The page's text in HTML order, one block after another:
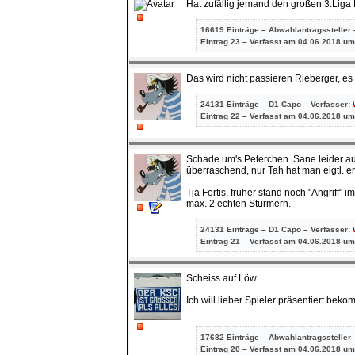
Hat zufällig jemand den großen
16619 Einträge – Abwahlantragssteller
Eintrag 23 – Verfasst am 04.06.2018
Das wird nicht passieren Rieberger,
24131 Einträge – D1 Capo – Verfasser:
Eintrag 22 – Verfasst am 04.06.2018
Schade um's Peterchen. Sane leider
überraschend, nur Tah hat man eigtl.
Tja Fortis, früher stand noch "Angriff"
max. 2 echten Stürmern.
24131 Einträge – D1 Capo – Verfasser:
Eintrag 21 – Verfasst am 04.06.2018
Scheiss auf Löw
Ich will lieber Spieler präsentiert
17682 Einträge – Abwahlantragssteller
Eintrag 20 – Verfasst am 04.06.2018